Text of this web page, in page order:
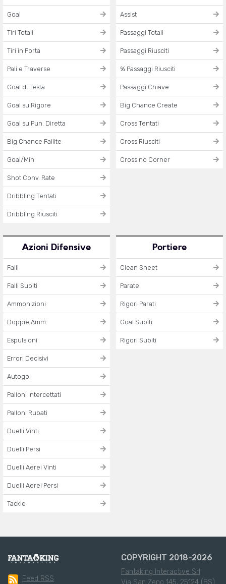
Goal
Tiri Totali
Tiri in Porta
Pali e Traverse
Goal di Testa
Goal su Rigore
Goal su Pun. Diretta
Big Chance Fallite
Goal/Min
Shot Conv. Rate
Dribbling Tentati
Dribbling Riusciti
Assist
Passaggi Totali
Passaggi Riusciti
% Passaggi Riusciti
Passaggi Chiave
Big Chance Create
Cross Tentati
Cross Riusciti
Cross no Corner
Azioni Difensive
Falli
Falli Subiti
Ammonizioni
Doppie Amm.
Espulsioni
Errori Decisivi
Autogol
Palloni Intercettati
Palloni Rubati
Duelli Vinti
Duelli Persi
Duelli Aerei Vinti
Duelli Aerei Persi
Tackle
Portiere
Clean Sheet
Parate
Rigori Parati
Goal Subiti
Rigori Subiti
Feed RSS
COPYRIGHT 2018-2026
Fantaking Interactive Srl